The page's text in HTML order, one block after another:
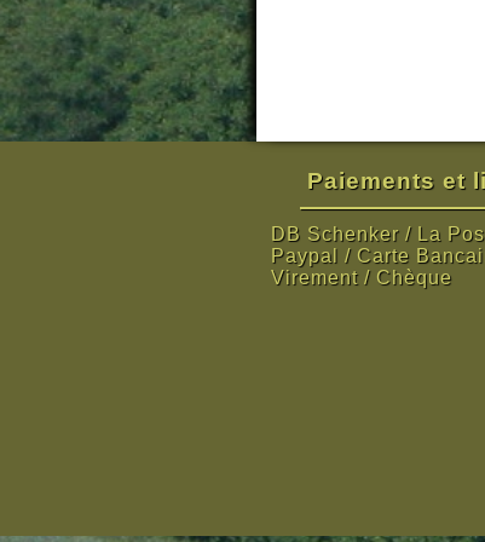
Paiements et
DB Schenker / La
Paypal / Carte
Virement / Chèque